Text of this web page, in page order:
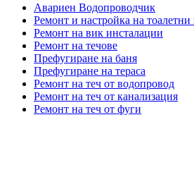
Авариен Водопроводчик
Ремонт и настройка на тоалетни
Ремонт на вик инсталации
Ремонт на течове
Префугиране на баня
Префугиране на тераса
Ремонт на теч от водопровод
Ремонт на теч от канализация
Ремонт на теч от фуги